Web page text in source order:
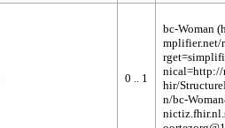
0 .. 1
bc-Woman